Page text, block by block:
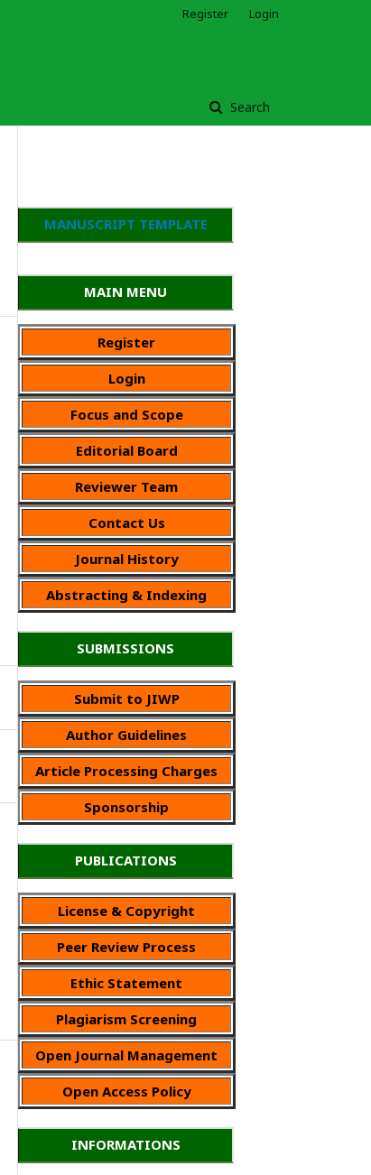
Search
Register Login
MANUSCRIPT TEMPLATE
MAIN MENU
Register
Login
Focus and Scope
Editorial Board
Reviewer Team
Contact Us
Journal History
Abstracting & Indexing
SUBMISSIONS
Submit to JIWP
Author Guidelines
Article Processing Charges
Sponsorship
PUBLICATIONS
License & Copyright
Peer Review Process
Ethic Statement
Plagiarism Screening
Open Journal Management
Open Access Policy
INFORMATIONS